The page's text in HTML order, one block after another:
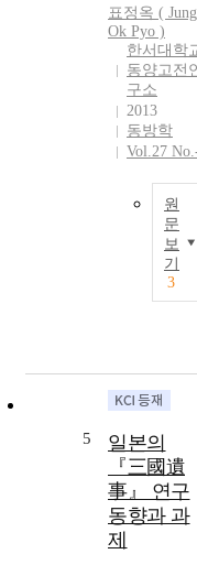
표정옥 ( Jung
Ok Pyo )
한서대학
동양고전
구소
2013
동방학
Vol.27
원
문
보
기
3
5
일본의
『三國遺
事』 연구
동향과 과
제